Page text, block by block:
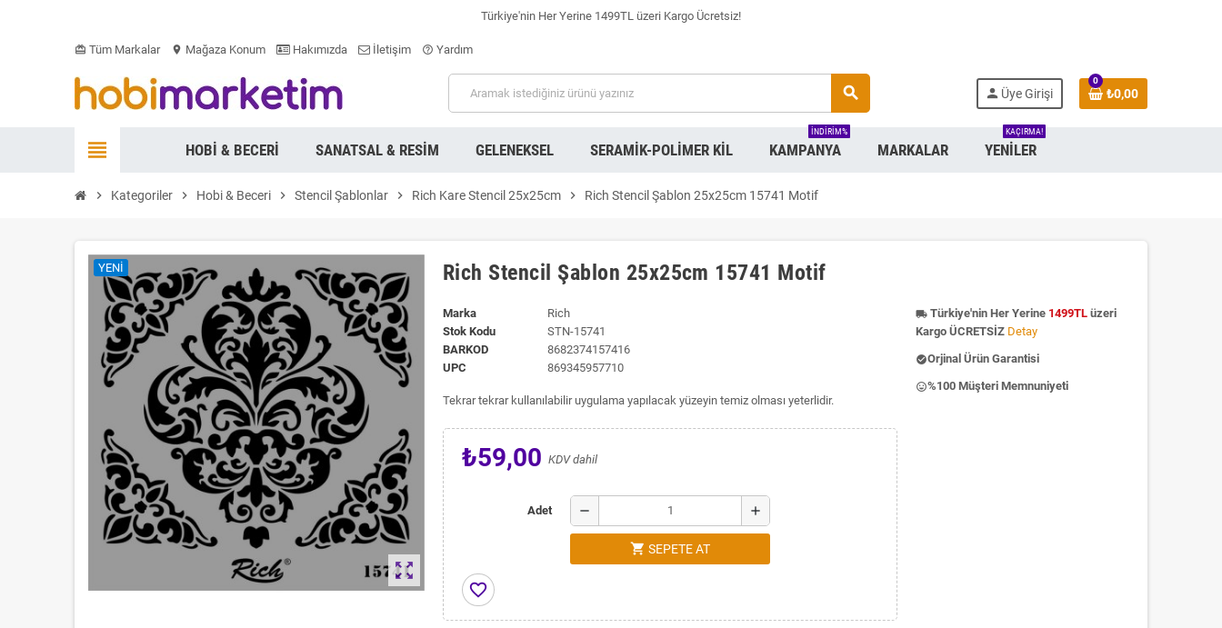
Türkiye'nin Her Yerine 1499TL üzeri Kargo Ücretsiz!
card_giftcard Tüm Markalar location_on Mağaza Konum Hakımızda İletişim help_outline Yardım
search person Üye Girişi
0
₺0,00
view_headline HOBI & BECERI SANATSAL & RESIM GELENEKSEL SERAMIK-POLIMER KIL KAMPANYA
INDIRIM%
MARKALAR YENILER
KAÇIRMA!
chevron_right Kategoriler chevron_right Hobi & Beceri chevron_right Stencil Şablonlar chevron_right Rich Kare Stencil 25x25cm chevron_right Rich Stencil Şablon 25x25cm 15741 Motif
zoom_out_map
YENI Rich Stencil Şablon 25x25cm 15741 Motif
Marka
Rich
Stok Kodu
STN-15741
BARKOD
8682374157416
UPC
869345957710
Tekrar tekrar kullanılabilir uygulama yapılacak yüzeyin temiz olması yeterlidir.
₺59,00 KDV dahil
Adet remove add
shopping_cart SEPETE AT
favorite_border
local_shipping Türkiye'nin Her Yerine 1499TLüzeri
Kargo ÜCRETSİZ Detay
check_circleOrjinal Ürün Garantisi
insert_emoticon%100 Müşteri Memnuniyeti